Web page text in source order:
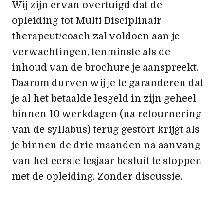
Wij zijn ervan overtuigd dat de
opleiding tot Multi Disciplinair
therapeut/coach zal voldoen aan je
verwachtingen, tenminste als de
inhoud van de brochure je aanspreekt.
Daarom durven wij je te garanderen dat
je al het betaalde lesgeld in zijn geheel
binnen 10 werkdagen (na retournering
van de syllabus) terug gestort krijgt als
je binnen de drie maanden na aanvang
van het eerste lesjaar besluit te stoppen
met de opleiding. Zonder discussie.